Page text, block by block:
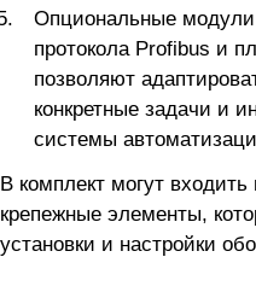
Опциональные модули
протокола Profibus и
позволяют
конкретные задачи и
системы
В комплект могут
крепежные элементы,
установки и настройки